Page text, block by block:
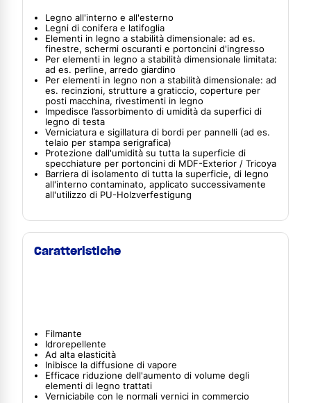
Legno all'interno e all'esterno
Legni di conifera e latifoglia
Elementi in legno a stabilità dimensionale: ad es.
finestre, schermi oscuranti e portoncini d'ingresso
Per elementi in legno a stabilità dimensionale limitata:
ad es. perline, arredo giardino
Per elementi in legno non a stabilità dimensionale: ad
es. recinzioni, strutture a graticcio, coperture per
posti macchina, rivestimenti in legno
Impedisce l’assorbimento di umidità da superfici di
legno di testa
Verniciatura e sigillatura di bordi per pannelli (ad es.
telaio per stampa serigrafica)
Protezione dall'umidità su tutta la superficie di
specchiature per portoncini di MDF-Exterior / Tricoya
Barriera di isolamento di tutta la superficie, di legno
all'interno contaminato, applicato successivamente
all'utilizzo di PU-Holzverfestigung
Caratteristiche
Filmante
Idrorepellente
Ad alta elasticità
Inibisce la diffusione di vapore
Efficace riduzione dell'aumento di volume degli
elementi di legno trattati
Verniciabile con le normali vernici in commercio